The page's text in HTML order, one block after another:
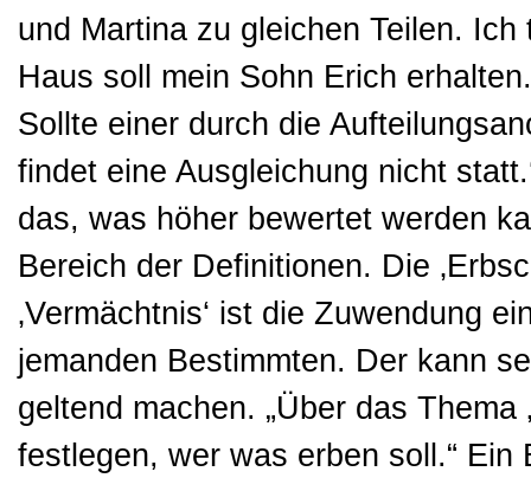
und Martina zu gleichen Teilen.
Haus soll mein Sohn Erich
Sollte einer durch die
findet eine Ausgleichung nicht
das, was höher bewertet werden
Bereich der Definitionen. Die
‚Vermächtnis‘ ist die Zuwendung
jemanden Bestimmten. Der kann
geltend machen. „Über das Thema
festlegen, wer was erben soll.“